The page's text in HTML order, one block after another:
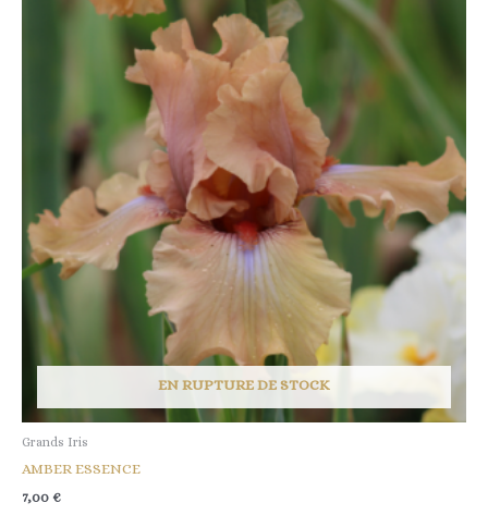
EN RUPTURE DE STOCK
Grands Iris
AMBER ESSENCE
7,00 €